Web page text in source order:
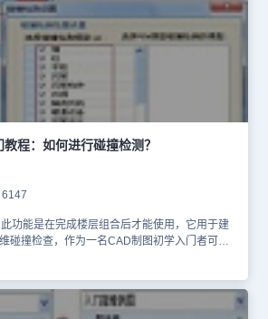
三维漫游中，模型贴附材质的规则：1.直接附
"直接附着"瓦片 "材质，2.随层，意思是模型
为模型往往是多个图层组成，例如门窗多由玻
分别由多个图层附着，图中"门窗"模型先设
的子图层"3T_WOOD"附着"金属
"玻璃"，两个不同材料完成铝门窗的材质贴
以通过选择图标的初始视角，加以左键拖动，
键拖动等方式改变视角实现三维漫游，漫游支
是缩放，左右箭头是左右平移。三维浏览器上
制模型的加载，修改材质，控制模型浏览的视
中，用户可以创建新的材质，调整材质的颜色
认的纹理图片名称包括自身的尺寸，默认给出
可以为增加或缩小纹理的贴图大小而输入不同
初学入门教程就是国产CAD软件——浩辰
程：如何进行碰撞检测？
6147
功能是在完成楼层组合后才能使用，它用于建
碰撞检查，作为一名CAD制图初学入门者可能
测的操作步骤：1、首先打开浩辰CAD建筑软
的CAD图纸；本命令在完成楼层组合后才能使